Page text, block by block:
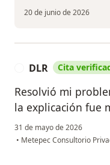
20 de junio de 2026
DLR Cita
Resolvió mi
la explicación fue
31 de mayo de 2026
• Metepec Consultorio